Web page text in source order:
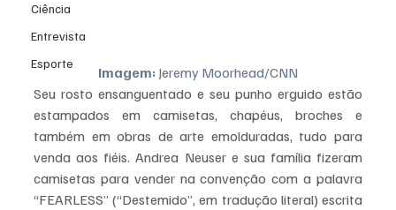
Ciência
Entrevista
Esporte
Imagem: Jeremy Moorhead/CNN
Seu rosto ensanguentado e seu punho erguido estão
estampados em camisetas, chapéus, broches e
também em obras de arte emolduradas, tudo para
venda aos fiéis. Andrea Neuser e sua família fizeram
camisetas para vender na convenção com a palavra
“FEARLESS” (“Destemido”, em tradução literal) escrita